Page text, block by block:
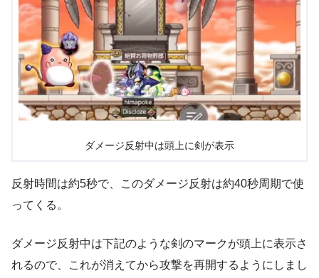
ダメージ反射中は頭上に剣が表示
反射時間は約5秒で、このダメージ反射は約40秒周期で使
ってくる。
ダメージ反射中は下記のような剣のマークが頭上に表示さ
れるので、これが消えてから攻撃を再開するようにしまし